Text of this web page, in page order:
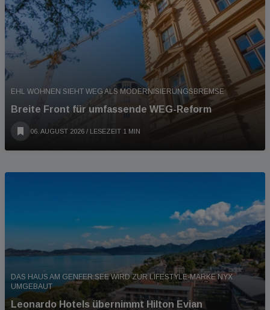
EHL WOHNEN SIEHT WEG ALS MODERNISIERUNGSBREMSE
Breite Front für umfassende WEG-Reform
06. AUGUST 2026 / LESEZEIT 1 MIN
DAS HAUS AM GENFER SEE WIRD ZUR LIFESTYLE-MARKE NYX
UMGEBAUT
Leonardo Hotels übernimmt Hilton Evian